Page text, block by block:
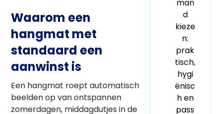
Waarom een
hangmat met
standaard een
aanwinst is
Een hangmat roept automatisch
beelden op van ontspannen
zomerdagen, middagdutjes in de
man
d
kieze
n:
prak
tisch,
hygi
ënisc
h en
pass